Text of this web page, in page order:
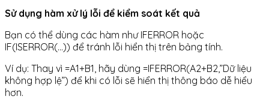
Sử dụng hàm xử lý lỗi để kiểm soát kết quả
Bạn có thể dùng các hàm như IFERROR hoặc
IF(ISERROR(…)) để tránh lỗi hiển thị trên bảng tính.
Ví dụ: Thay vì =A1+B1, hãy dùng =IFERROR(A2+B2,”Dữ liệu
không hợp lệ”) để khi có lỗi sẽ hiển thị thông báo dễ hiểu
hơn.